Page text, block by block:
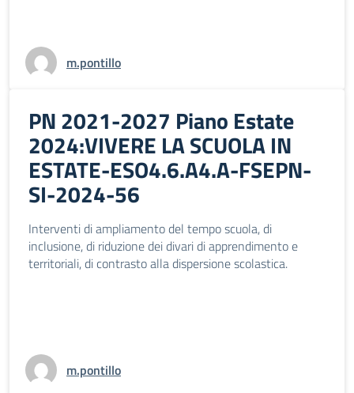
m.pontillo
PN 2021-2027 Piano Estate
2024:VIVERE LA SCUOLA IN
ESTATE-ESO4.6.A4.A-FSEPN-
SI-2024-56
Interventi di ampliamento del tempo scuola, di
inclusione, di riduzione dei divari di apprendimento e
territoriali, di contrasto alla dispersione scolastica.
m.pontillo